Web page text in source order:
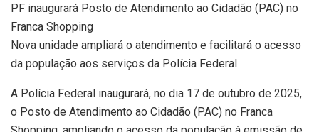
PF inaugurará Posto de Atendimento ao Cidadão (PAC) no
Franca Shopping
Nova unidade ampliará o atendimento e facilitará o acesso
da população aos serviços da Polícia Federal
A Polícia Federal inaugurará, no dia 17 de outubro de 2025,
o Posto de Atendimento ao Cidadão (PAC) no Franca